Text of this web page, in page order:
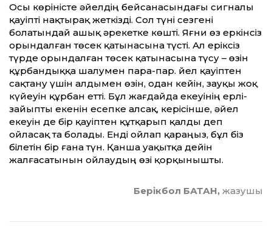
Осы көріністе әйелдің бейсанасындағы сигналы
қауіпті нақтырақ жеткізді. Сол түні сезгені
болатындай ашық әрекетке көшті. Яғни өз еркінсіз
орындалған төсек қатынасына түсті. Ал еріксіз
түрде орындалған төсек қатынасына түсу – өзін
құрбандыққа шалумен пара-пар. Әйел қауіптен
сақтану үшін алдымен өзін, одан кейін, зауқы жоқ
күйеуін құрбан етті. Бұл жағдайда екеуінің ерлі-
зайыпты екенін есепке алсақ, керісінше, әйел
екеуін де бір қауіптен құтқарып қалды деп
ойласақ та болады. Енді ойлап қараңыз, бұл біз
білетін бір ғана түн. Қанша уақытқа дейін
жалғасатынын ойлаудың өзі қорқынышты.
Берікбол БАТАН, жазушы